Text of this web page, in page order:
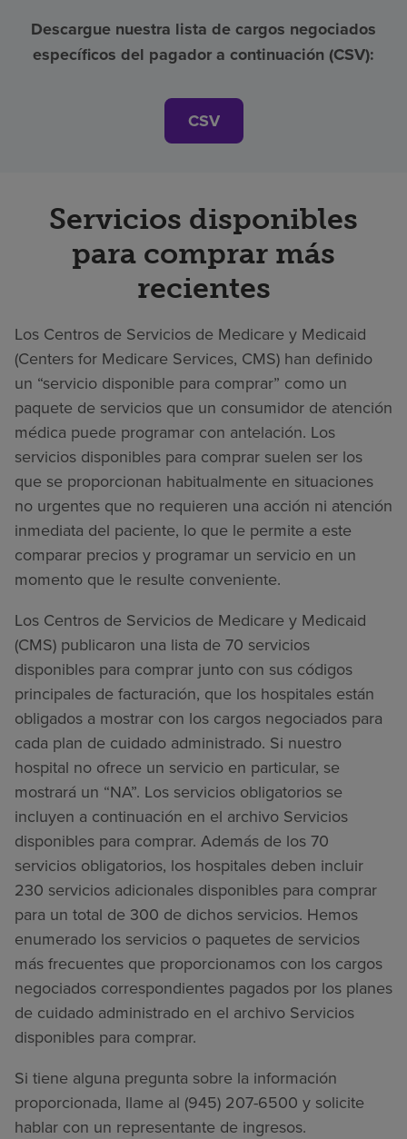
Descargue nuestra lista de cargos negociados
específicos del pagador a continuación (CSV):
CSV
Servicios disponibles
para comprar más
recientes
Los Centros de Servicios de Medicare y Medicaid
(Centers for Medicare Services, CMS) han definido
un “servicio disponible para comprar” como un
paquete de servicios que un consumidor de atención
médica puede programar con antelación. Los
servicios disponibles para comprar suelen ser los
que se proporcionan habitualmente en situaciones
no urgentes que no requieren una acción ni atención
inmediata del paciente, lo que le permite a este
comparar precios y programar un servicio en un
momento que le resulte conveniente.
Los Centros de Servicios de Medicare y Medicaid
(CMS) publicaron una lista de 70 servicios
disponibles para comprar junto con sus códigos
principales de facturación, que los hospitales están
obligados a mostrar con los cargos negociados para
cada plan de cuidado administrado. Si nuestro
hospital no ofrece un servicio en particular, se
mostrará un “NA”. Los servicios obligatorios se
incluyen a continuación en el archivo Servicios
disponibles para comprar. Además de los 70
servicios obligatorios, los hospitales deben incluir
230 servicios adicionales disponibles para comprar
para un total de 300 de dichos servicios. Hemos
enumerado los servicios o paquetes de servicios
más frecuentes que proporcionamos con los cargos
negociados correspondientes pagados por los planes
de cuidado administrado en el archivo Servicios
disponibles para comprar.
Si tiene alguna pregunta sobre la información
proporcionada, llame al (945) 207-6500 y solicite
hablar con un representante de ingresos.